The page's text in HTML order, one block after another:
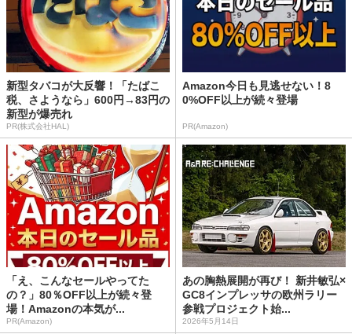
新型タバコが大反響！「たばこ
税、さようなら」600円→83円の
新型が爆売れ
PR(株式会社HAL)
Amazon今日も見逃せない！8
0%OFF以上が続々登場
PR(Amazon)
「え、こんなセールやってた
の？」80％OFF以上が続々登
場！Amazonの本気が...
PR(Amazon)
あの胸熱展開が再び！ 新井敏弘×
GC8インプレッサの欧州ラリー
参戦プロジェクト始...
2026年5月14日